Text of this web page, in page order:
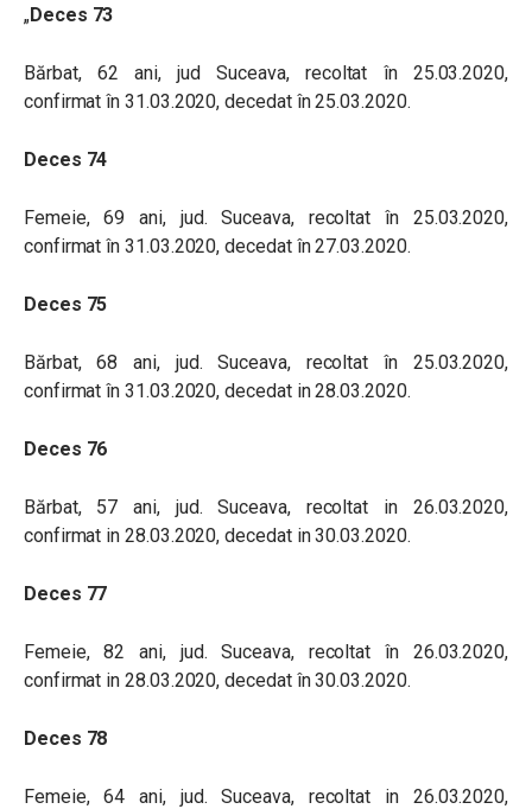
„Deces 73
Bărbat, 62 ani, jud Suceava, recoltat în 25.03.2020,
confirmat în 31.03.2020, decedat în 25.03.2020.
Deces 74
Femeie, 69 ani, jud. Suceava, recoltat în 25.03.2020,
confirmat în 31.03.2020, decedat în 27.03.2020.
Deces 75
Bărbat, 68 ani, jud. Suceava, recoltat în 25.03.2020,
confirmat în 31.03.2020, decedat in 28.03.2020.
Deces 76
Bărbat, 57 ani, jud. Suceava, recoltat in 26.03.2020,
confirmat in 28.03.2020, decedat in 30.03.2020.
Deces 77
Femeie, 82 ani, jud. Suceava, recoltat în 26.03.2020,
confirmat in 28.03.2020, decedat în 30.03.2020.
Deces 78
Femeie, 64 ani, jud. Suceava, recoltat in 26.03.2020,